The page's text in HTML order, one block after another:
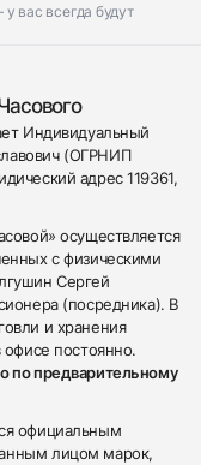
вас всегда будут
Индивидуальный
(ОГРНИП
адрес 119361,
осуществляется
с физическими
Сергей
(посредника). В
и хранения
офисе постоянно.
по предварительному
официальным
лицом марок,